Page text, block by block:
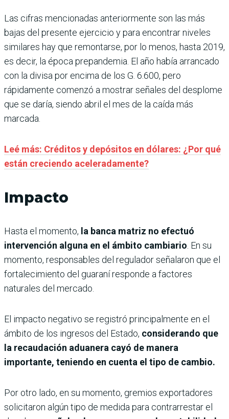
Las cifras mencionadas anteriormente son las más
bajas del presente ejercicio y para encontrar niveles
similares hay que remontarse, por lo menos, hasta 2019,
es decir, la época prepandemia. El año había arrancado
con la divisa por encima de los G. 6.600, pero
rápidamente comenzó a mostrar señales del desplome
que se daría, siendo abril el mes de la caída más
marcada.
Leé más: Créditos y depósitos en dólares: ¿Por qué
están creciendo aceleradamente?
Impacto
Hasta el momento, la banca matriz no efectuó
intervención alguna en el ámbito cambiario. En su
momento, responsables del regulador señalaron que el
fortalecimiento del guaraní responde a factores
naturales del mercado.
El impacto negativo se registró principalmente en el
ámbito de los ingresos del Estado, considerando que
la recaudación aduanera cayó de manera
importante, teniendo en cuenta el tipo de cambio.
Por otro lado, en su momento, gremios exportadores
solicitaron algún tipo de medida para contrarrestar el